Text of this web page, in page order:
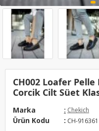
CH002 Loafer Pelle
Corcik Cilt Süet
Marka : Chekich
Ürün Kodu : CH-916361